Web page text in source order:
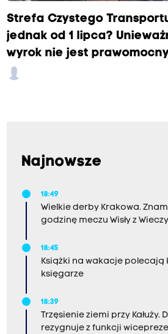
Strefa Czystego
jednak od 1 lipca?
wyrok nie jest
Najnowsze
18:49
Wielkie derby Krakowa.
godzinę meczu Wisły z
18:45
Książki na wakacje polecają
księgarze
18:39
Trzęsienie ziemi przy Kałuży.
rezygnuje z funkcji